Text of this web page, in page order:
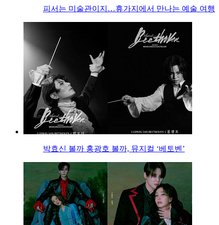
피서는 미술관이지…휴가지에서 만나는 예술 여행
박효신 볼까 홍광호 볼까, 뮤지컬 ‘베토벤’